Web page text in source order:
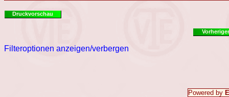
Druckvorschau
Filteroptionen anzeigen/verbergen
Powered by